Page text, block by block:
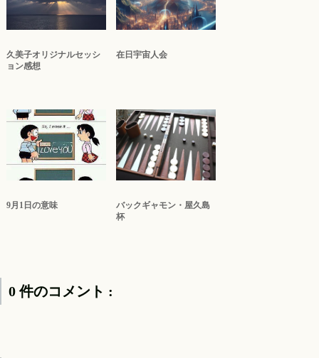
久美子オリジナルセッシ
ョン感想
在日宇宙人会
9月1日の意味
バックギャモン・屋久島
杯
0 件のコメント :